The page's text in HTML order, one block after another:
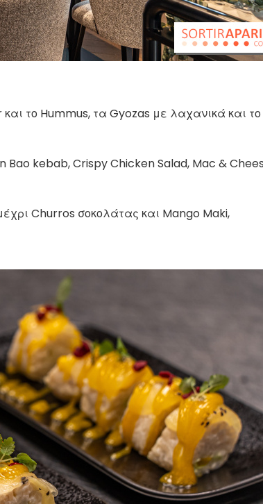
το Hummus, τα Gyozas με λαχανικά και το
Bao kebab, Crispy Chicken Salad, Mac &
Churros σοκολάτας και Mango Maki,